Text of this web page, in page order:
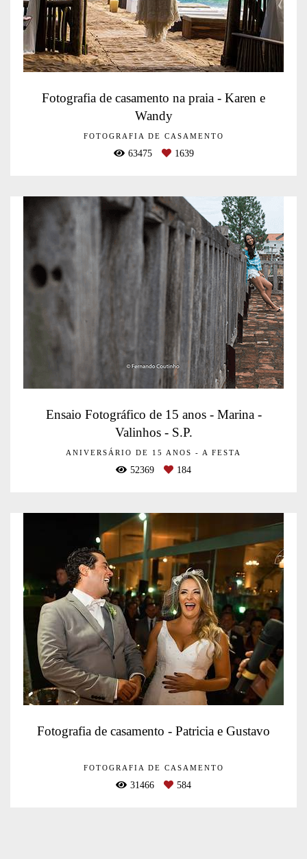
Fotografia de casamento na praia - Karen e
Wandy
FOTOGRAFIA DE CASAMENTO
63475 1639
Ensaio Fotográfico de 15 anos - Marina -
Valinhos - S.P.
ANIVERSÁRIO DE 15 ANOS - A FESTA
52369 184
Fotografia de casamento - Patricia e Gustavo
FOTOGRAFIA DE CASAMENTO
31466 584